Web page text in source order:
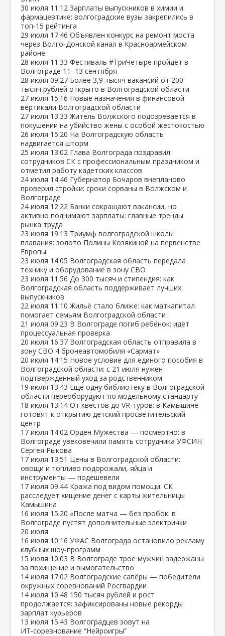
30 июля 11:12 Зарплаты выпускников в химии и
фармацевтике: волгоградские вузы закрепились в
топ‑15 рейтинга
29 июля 17:46 Объявлен конкурс на ремонт моста
через Волго‑Донской канал в Красноармейском
районе
28 июля 11:33 Фестиваль #ТриЧетыре пройдёт в
Волгограде 11–13 сентября
28 июля 09:27 Более 3,9 тысяч вакансий от 200
тысяч рублей открыто в Волгоградской области
27 июля 15:16 Новые назначения в финансовой
вертикали Волгоградской области
27 июля 13:33 Житель Волжского подозревается в
покушении на убийство жены с особой жестокостью
26 июля 15:20 На Волгоградскую область
надвигается шторм
25 июля 13:02 Глава Волгограда поздравил
сотрудников СК с профессиональным праздником и
отметил работу кадетских классов
24 июля 14:46 Губернатор Бочаров внепланово
проверил стройки: сроки сорваны в Волжском и
Волгограде
24 июля 12:22 Банки сокращают вакансии, но
активно поднимают зарплаты: главные тренды
рынка труда
23 июля 19:13 Триумф волгоградской школы
плавания: золото Полины Козякиной на первенстве
Европы
23 июля 14:05 Волгоградская область передала
технику и оборудование в зону СВО
23 июля 11:56 До 300 тысяч и стипендия: как
Волгоградская область поддерживает лучших
выпускников
22 июля 11:10 Жильё стало ближе: как маткапитал
помогает семьям Волгоградской области
21 июля 09:23 В Волгограде погиб ребёнок: идёт
процессуальная проверка
20 июля 16:37 Волгоградская область отправила в
зону СВО 4 бронеавтомобиля «Сармат»
20 июля 14:15 Новое условие для единого пособия в
Волгоградской области: с 21 июля нужен
подтверждённый уход за родственником
19 июля 13:43 Ещё одну библиотеку в Волгоградской
области переоборудуют по модельному стандарту
18 июля 13:14 От квестов до VR‑туров: в Камышине
готовят к открытию детский просветительский
центр
17 июля 14:02 Орден Мужества — посмертно: в
Волгограде увековечили память сотрудника УФСИН
Сергея Рыкова
17 июля 13:51 Цены в Волгоградской области:
овощи и топливо подорожали, яйца и
инструменты — подешевели
17 июля 09:44 Кража под видом помощи: СК
расследует хищение денег с карты жительницы
Камышина
16 июля 15:20 «После матча — без пробок: в
Волгограде пустят дополнительные электрички
20 июля
16 июля 10:16 УФАС Волгограда остановило рекламу
клубных шоу‑программ
15 июля 10:03 В Волгограде трое мужчин задержаны
за похищение и вымогательство
14 июля 17:02 Волгоградские сапёры — победители
окружных соревнований Росгвардии
14 июля 10:48 150 тысяч рублей и рост
продолжается: зафиксированы новые рекорды
зарплат курьеров
13 июля 15:43 Волгоградцев зовут на
ИТ‑соревнование “Нейроигры”